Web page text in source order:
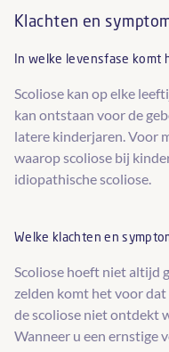
Klachten en
In welke levensfase komt
Scoliose kan op elke
kan ontstaan voor de
latere kinderjaren. Voor
waarop scoliose bij
idiopathische scoliose.
Welke klachten en
Scoliose hoeft niet altijd
zelden komt het voor dat
de scoliose niet ontdekt
Wanneer u een ernstige